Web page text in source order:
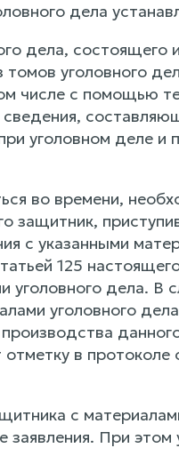
дела
дела, состоящего
уголовного
числе с помощью
уголовном деле и
во времени,
защитник,
с указанными
125
дела. В
уголовного
в протоколе
с
При